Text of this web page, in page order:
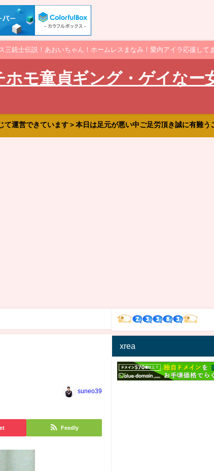
銃士伝説！あおいちゃん！ホームレスまなみ！愛内アイラ応援して
モ童貞ギング・ゲイなー
運営できています＞本日は足元が悪い中ご足労頂き誠に有難う
suneo39
Feedly
xrea